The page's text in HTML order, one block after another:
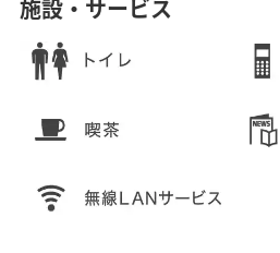
施設・サービス